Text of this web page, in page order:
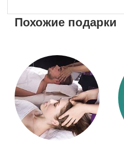
Похожие подарки